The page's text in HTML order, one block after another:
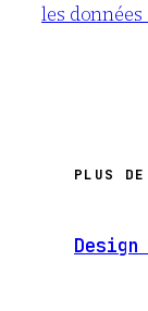
les
PLUS